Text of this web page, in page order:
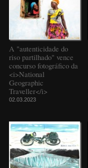
A "autenticidade do
riso partilhado" vence
concurso fotográfico da
<i>National
Geographic
Traveller</i>
02.03.2023